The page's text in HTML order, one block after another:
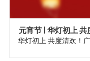
元宵节 | 华灯初上 共
华灯初上 共度清欢！